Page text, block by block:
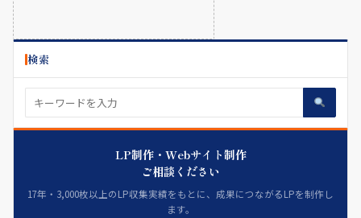
検索
LP制作・Webサイト制作
ご相談ください
17年・3,000枚以上のLP収集実績をもとに、成果につながるLPを制作し
ます。